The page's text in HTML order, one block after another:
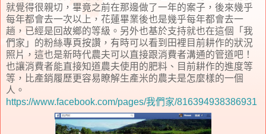
就覺得很親切，畢竟之前在那邊做了一年的案子，後來幾乎
每年都會去一次以上，花蓮畢業後也是幾乎每年都會去一
趟，已經是回故鄉的等級。另外也基於支持就也在這個「我
們家」的粉絲專頁按讚，有時可以看到田裡目前耕作的狀況
照片，這也是新時代農夫可以直接跟消費者溝通的管道吧！
也讓消費者能直接知道農夫使用的肥料、目前耕作的進度等
等，比產銷履歷更容易瞭解生產米的農夫是怎麼樣的一個
人。
https://www.facebook.com/pages/我們家/816394938386931